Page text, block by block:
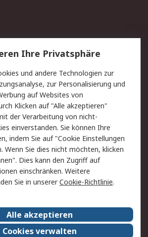
Lieferlösungen
Kontakt
Datenschutz
Zahlungsbedingungen
Nachhaltigkeit
ZertifikatePresse-Center
Ihre Privatsphäre
und andere Technologien zur
zur Personalisierung und
auf Websites von
Klicken auf "Alle akzeptieren"
der Verarbeitung von nicht-
einverstanden. Sie können Ihre
indem Sie auf "Cookie Einstellungen
Wenn Sie dies nicht möchten, klicken
Dies kann den Zugriff auf
einschränken. Weitere
Sie in unsererCookie-Richtlinie.
Alle akzeptieren
Cookies verwalten